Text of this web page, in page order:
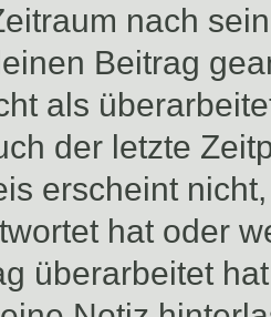
nach
Beitrag
als
der letzte
erscheint
hat oder
überarbeitet